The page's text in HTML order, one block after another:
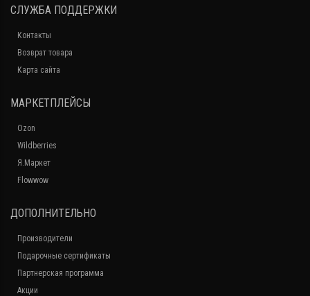
СЛУЖБА ПОДДЕРЖКИ
Контакты
Возврат товара
Карта сайта
МАРКЕТПЛЕЙСЫ
Ozon
Wildberries
Я.Маркет
Flowwow
ДОПОЛНИТЕЛЬНО
Производители
Подарочные сертификаты
Партнерская программа
Акции